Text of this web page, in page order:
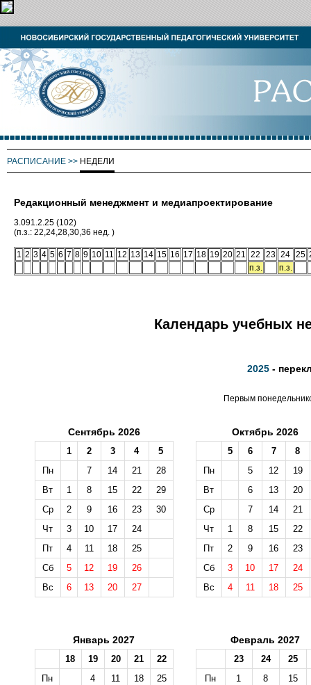
РАСПИСАНИЕ >> НЕДЕЛИ
Редакционный менеджмент и медиапроектирование
3.091.2.25 (102)
(п.з.: 22,24,28,30,36 нед. )
1 2 3 4 5 6 7 8 9 10 11 12 13 14 15 16 17 18 19 20 21 22 23 24 25
п.з.
п.з.
Календарь учебных
2025 -
Первым
Сентябрь 2026
1 2 3 4
5
Пн
7 14 21
28
Вт
1 8 15 22
29
Ср
2 9 16 23
30
Чт
3 10 17
24
Пт
4 11 18
25
Сб
5 12 19
26
Вс
6 13 20 27
Октябрь 2026
5 6 7
8
Пн
5 12
19
Вт
6 13
20
Ср
7 14
21
Чт
1 8 15
22
Пт
2 9 16
23
Сб
3 10 17
24
Вс
4 11 18 25
Январь 2027
18 19 20 21
22
Пн
4 11 18
25
Февраль 2027
23 24
25
Пн
1 8
15